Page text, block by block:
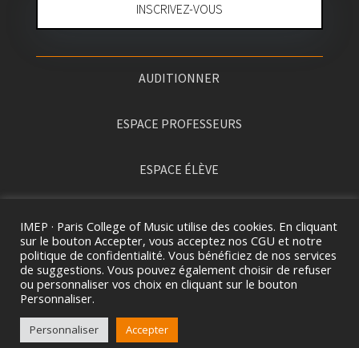
INSCRIVEZ-VOUS
AUDITIONNER
ESPACE PROFESSEURS
ESPACE ÉLÈVE
2026 ©IMEP · PARIS COLLEGE OF MUSIC. TOUS
IMEP · Paris College of Music utilise des cookies. En cliquant
sur le bouton Accepter, vous acceptez nos CGU et notre
politique de confidentialité. Vous bénéficiez de nos services
de suggestions. Vous pouvez également choisir de refuser
ou personnaliser vos choix en cliquant sur le bouton
Personnaliser.
Personnaliser Accepter